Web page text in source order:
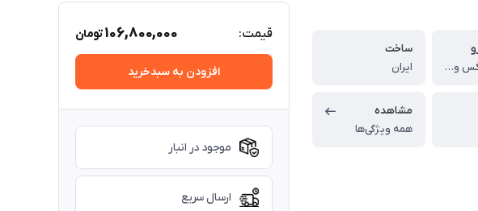
تویوتا هایلوکس ویگو - Toyota Hilux Vigo
ساخت
ایران
مشاهده
همه ویژگی‌ها
قیمت: 106,800,000تومان
افزودن به سبدخرید
موجود در انبار
ارسال سریع